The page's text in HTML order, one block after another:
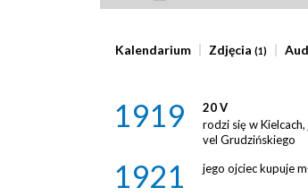
Kalendarium Zdjęcia(1)
1919
20 V
rodzi się w
vel Grudzińskiego
1921 jego ojciec kupuje